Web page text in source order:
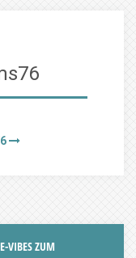
VIBES ZUM